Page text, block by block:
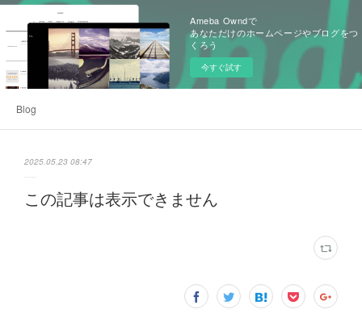
Ameba Owndで
あなただけのホームページやブログをつ
くろう
今すぐ試す
Blog
2025.05.23 08:47
この記事は表示できません